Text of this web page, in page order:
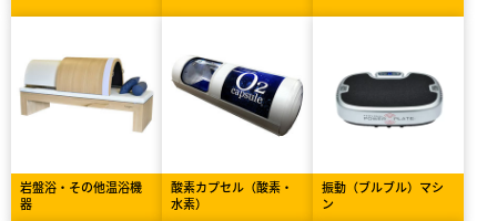
岩盤浴・その他温浴機
器
酸素カプセル（酸素・
水素）
振動（ブルブル）マシ
ン